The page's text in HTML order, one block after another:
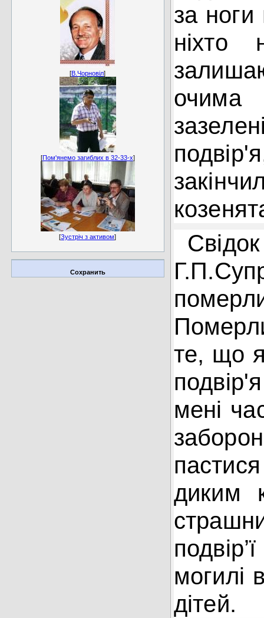
[В.Чорновіл]
[Пом'янемо загиблих в 32-33-х]
[Зустріч з активом]
Сохранить
за
ніхто
очима
те, що я
мені
диким
могилі
дітей.